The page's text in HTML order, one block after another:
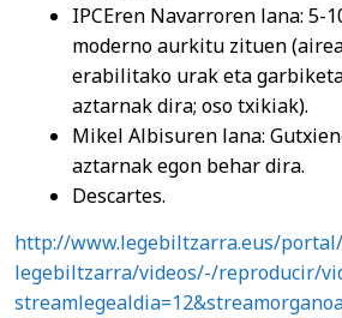
IPCEren Navarroren lana: 5-
moderno aurkitu zituen
erabilitako urak eta
aztarnak dira; oso txikiak).
Mikel Albisuren lana:
aztarnak egon behar dira.
Descartes.
http://www.legebiltzarra.eus/
legebiltzarra/videos/-/reproducir/